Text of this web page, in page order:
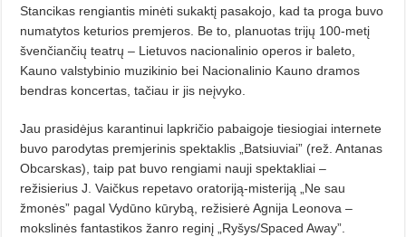
Stancikas rengiantis minėti sukaktį pasakojo, kad ta proga buvo
numatytos keturios premjeros. Be to, planuotas trijų 100-metį
švenčiančių teatrų – Lietuvos nacionalinio operos ir baleto,
Kauno valstybinio muzikinio bei Nacionalinio Kauno dramos
bendras koncertas, tačiau ir jis neįvyko.
Jau prasidėjus karantinui lapkričio pabaigoje tiesiogiai internete
buvo parodytas premjerinis spektaklis „Batsiuviai” (rež. Antanas
Obcarskas), taip pat buvo rengiami nauji spektakliai –
režisierius J. Vaičkus repetavo oratoriją-misteriją „Ne sau
žmonės” pagal Vydūno kūrybą, režisierė Agnija Leonova –
mokslinės fantastikos žanro reginį „Ryšys/Spaced Away”.